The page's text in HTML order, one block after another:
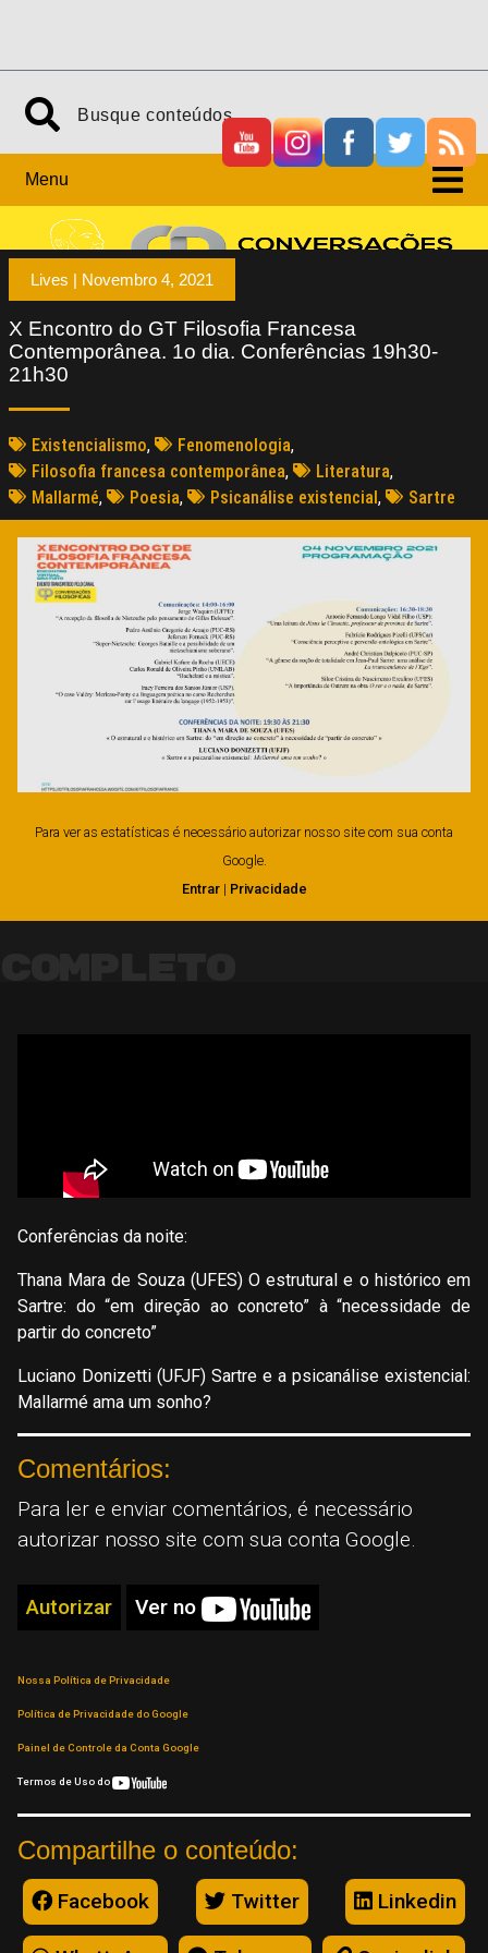
Menu
Lives | Novembro 4, 2021
X Encontro do GT Filosofia Francesa
Contemporânea. 1o dia. Conferências 19h30-
21h30
Existencialismo, Fenomenologia,
Filosofia francesa contemporânea, Literatura,
Mallarmé, Poesia, Psicanálise existencial , Sartre
Para ver as estatísticas é necessário autorizar nosso site com sua conta
Google.
Entrar| Privacidade
Conferências da noite:
Thana Mara de Souza (UFES) O estrutural e o histórico em
Sartre: do “em direção ao concreto” à “necessidade de
partir do concreto”
Luciano Donizetti (UFJF) Sartre e a psicanálise existencial:
Mallarmé ama um sonho?
Comentários:
Para ler e enviar comentários, é necessário
autorizar nosso site com sua conta Google.
Autorizar Ver no
Nossa Política de Privacidade
Política de Privacidade do Google
Painel de Controle da Conta Google
Termos de Uso do
Compartilhe o conteúdo:
Facebook Twitter Linkedin